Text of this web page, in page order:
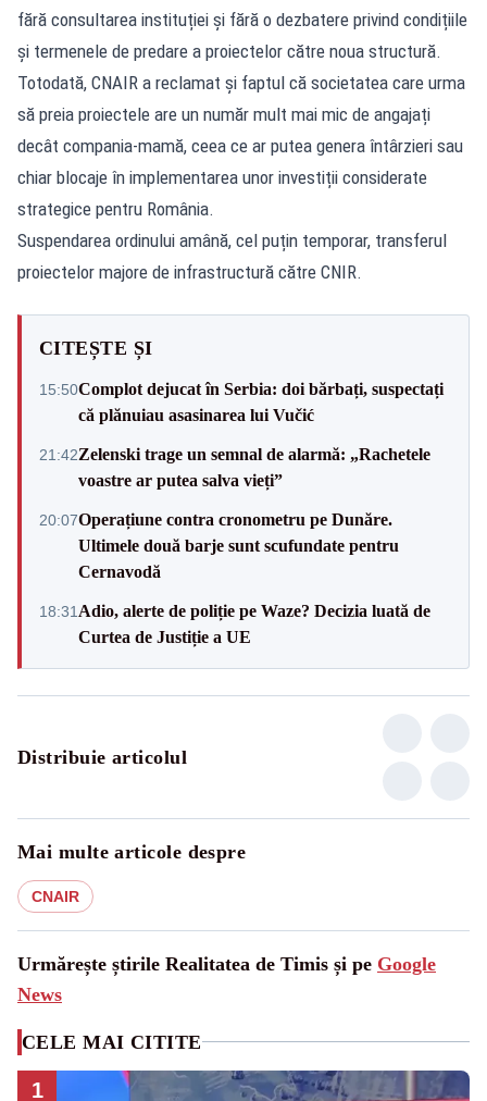
fără consultarea instituției și fără o dezbatere privind condițiile
și termenele de predare a proiectelor către noua structură.
Totodată, CNAIR a reclamat și faptul că societatea care urma
să preia proiectele are un număr mult mai mic de angajați
decât compania-mamă, ceea ce ar putea genera întârzieri sau
chiar blocaje în implementarea unor investiții considerate
strategice pentru România.
Suspendarea ordinului amână, cel puțin temporar, transferul
proiectelor majore de infrastructură către CNIR.
CITEȘTE ȘI
15:50Complot dejucat în Serbia: doi bărbați, suspectați
că plănuiau asasinarea lui Vučić
21:42Zelenski trage un semnal de alarmă: „Rachetele
voastre ar putea salva vieți”
20:07Operațiune contra cronometru pe Dunăre.
Ultimele două barje sunt scufundate pentru
Cernavodă
18:31 Adio, alerte de poliție pe Waze? Decizia luată de
Curtea de Justiție a UE
Distribuie articolul
Mai multe articole despre
CNAIR
Urmărește știrile Realitatea de Timis și pe Google
News
CELE MAI CITITE
1